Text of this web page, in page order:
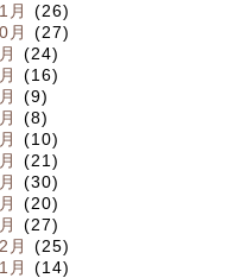
月
(26)
月
(27)
(24)
(16)
(9)
(8)
(10)
(21)
(30)
(20)
(27)
月
(25)
月
(14)